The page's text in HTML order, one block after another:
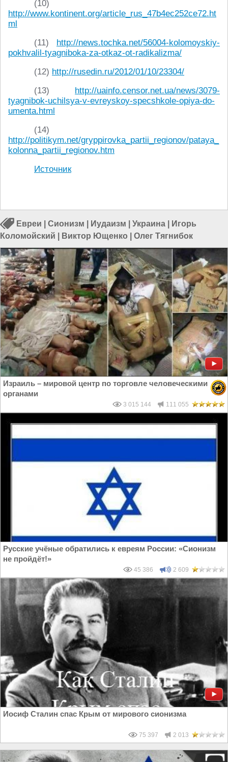
(10)
http://www.kontinent.org/article_rus_47b4ec252ce72.ht
ml
(11) http://news.tochka.net/56004-kolomoyskiy-
pokhvalil-tyagniboka-za-otkaz-ot-radikalizma/
(12) http://rusedin.ru/2012/01/10/23304/
(13) http://uainfo.censor.net.ua/news/3079-
tyagnibok-uchilsya-v-evreyskoy-specshkole-opiya-do-
umenta.html
(14)
http://politikym.net/gryppirovka_partii_regionov/pataya_
kolonna_partii_regionov.htm
Источник
Евреи Сионизм Иудаизм Украина
Игорь
Коломойский
Виктор Ющенко Олег Тягнибок
Израиль – мировой центр по торговле человеческими
органами
3 015 144 111 055
Русские учёные обратились к евреям России: «Сионизм
не пройдёт!»
45 386 2 609
Иосиф Сталин спас Крым от мирового сионизма
75 397 2 013